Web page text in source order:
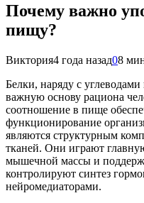
Почему важно
пищу?
Виктория4 года назад08
Белки, наряду с
важную основу рациона
соотношение в пище
функционирование
являются структурным
тканей. Они играют
мышечной массы и
контролируют синтез
нейромедиаторами.